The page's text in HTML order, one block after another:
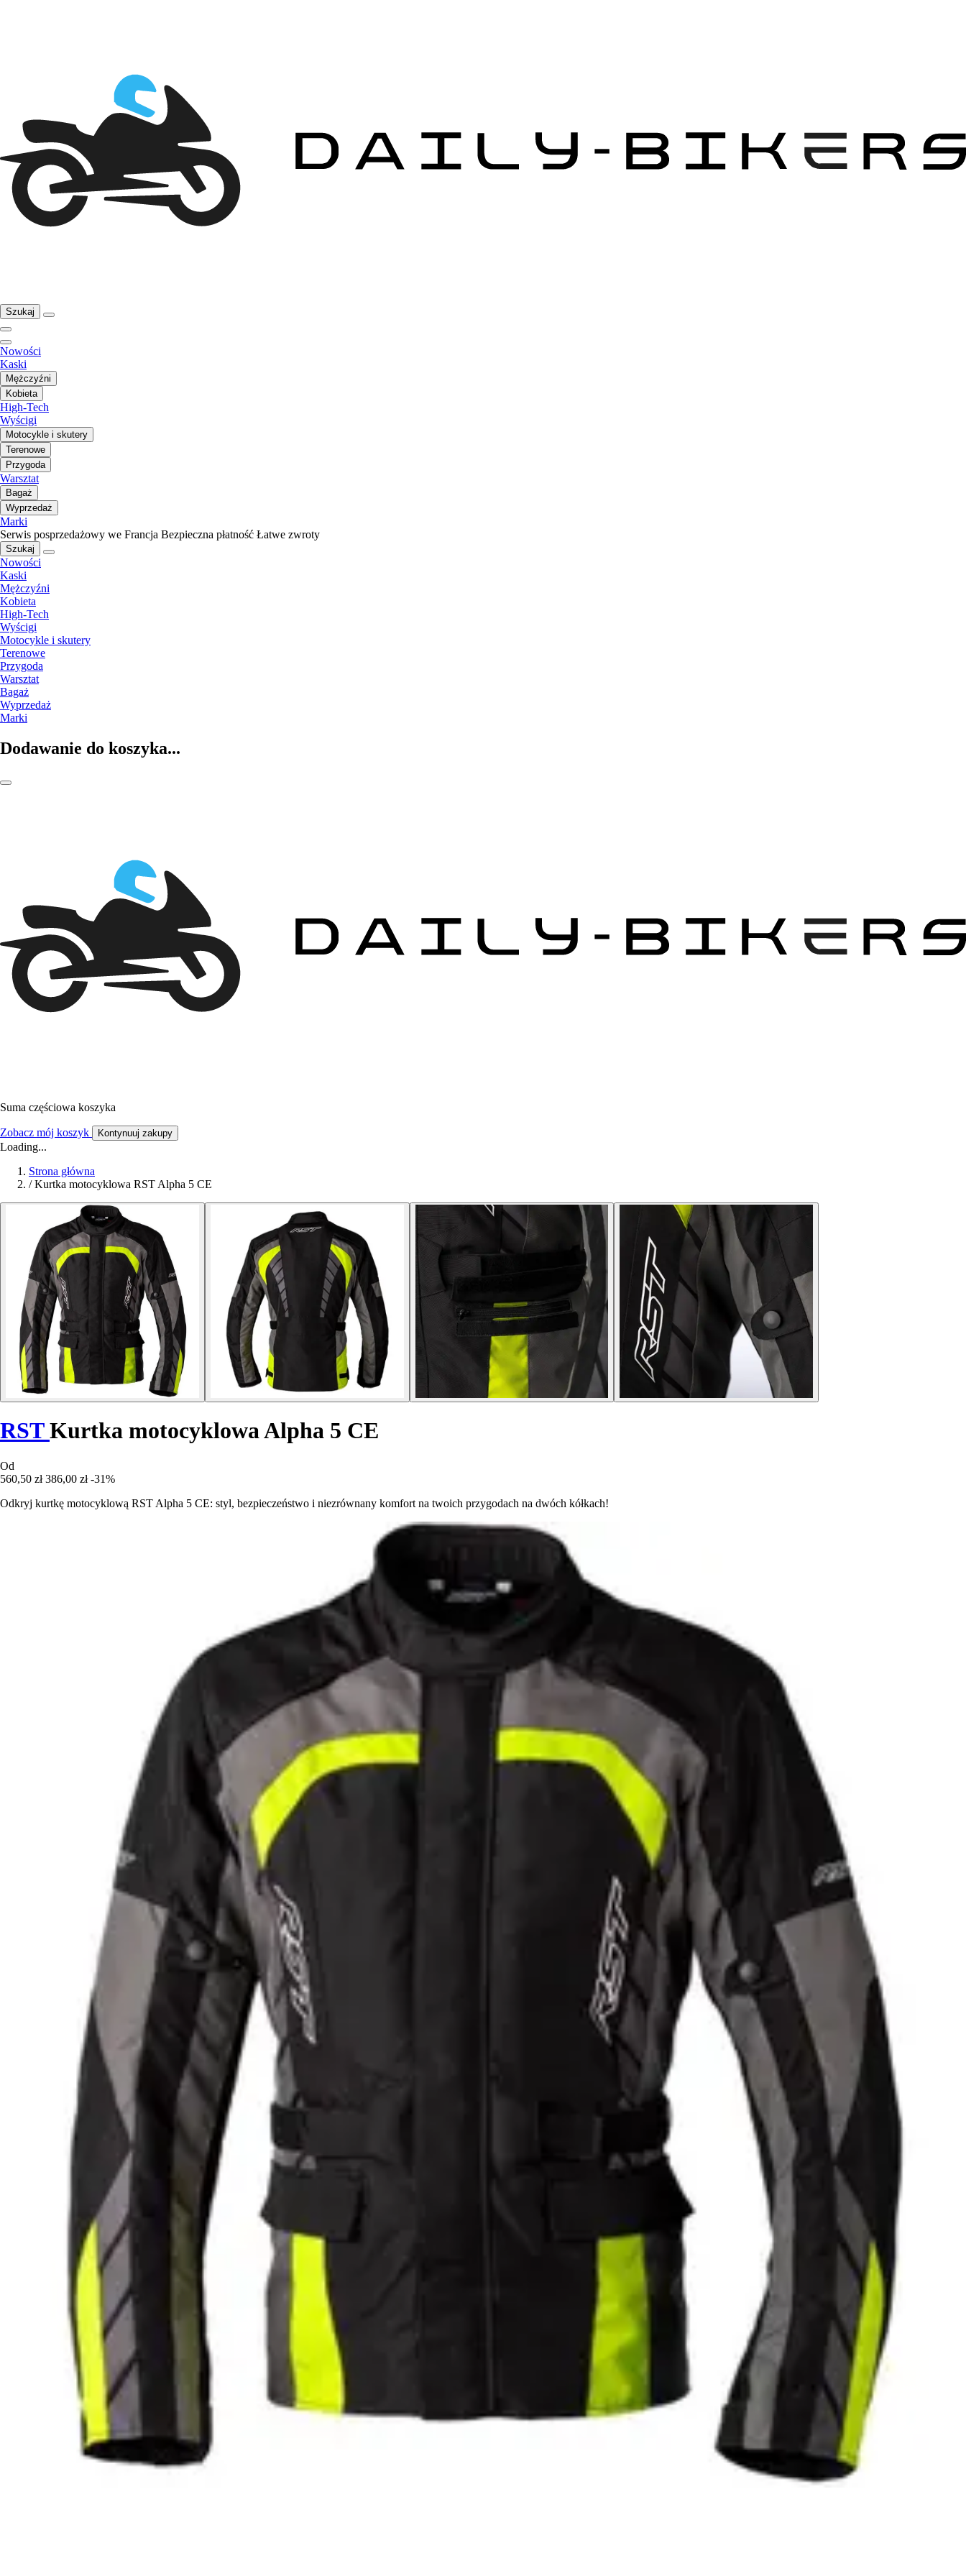
Szukaj
Nowości
Kaski
Mężczyźni
Kobieta
High-Tech
Wyścigi
Motocykle i skutery
Terenowe
Przygoda
Warsztat
Bagaż
Wyprzedaż
Marki
Serwis posprzedażowy we Francja Bezpieczna płatność Łatwe zwroty
Szukaj
Nowości
Kaski
Mężczyźni
Kobieta
High-Tech
Wyścigi
Motocykle i skutery
Terenowe
Przygoda
Warsztat
Bagaż
Wyprzedaż
Marki
Dodawanie do koszyka...
Suma częściowa koszyka
Zobacz mój koszyk Kontynuuj zakupy
Loading...
Strona główna
/ Kurtka motocyklowa RST Alpha 5 CE
RSTKurtka motocyklowa Alpha 5 CE
Od
560,50 zł 386,00 zł -31%
Odkryj kurtkę motocyklową RST Alpha 5 CE: styl, bezpieczeństwo i niezrównany komfort na twoich przygodach na dwóch kółkach!